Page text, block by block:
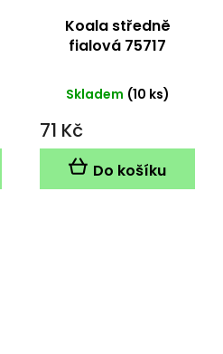
Koala středně
fialová 75717
Skladem (10 ks)
71 Kč
Do košíku